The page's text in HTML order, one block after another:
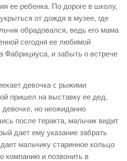
ее ребенка. По дороге в школу,
от дождя в музее, где
обрадовался, ведь его мама
сегодня ее любимой
Фабрициуса, и забыть о встрече
девочка с рыжими
пришел на выставку ее дед.
девочке, но неожиданно
после теракта, мальчик видит
дает ему указание забрать
мальчику старинное кольцо
компанию и позвонить в